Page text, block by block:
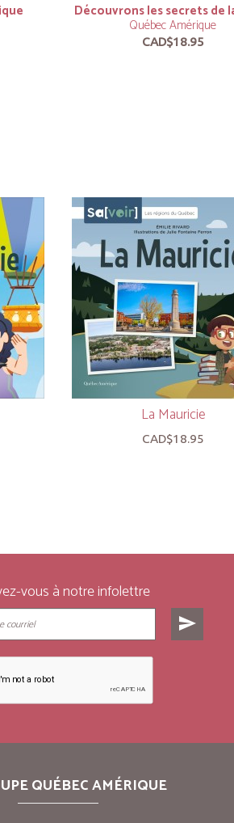
Découvrons les secrets de
Québec Amérique
CAD$18.95
La Mauricie
CAD$18.95
vous à notre infolettre
send
QUÉBEC AMÉRIQUE